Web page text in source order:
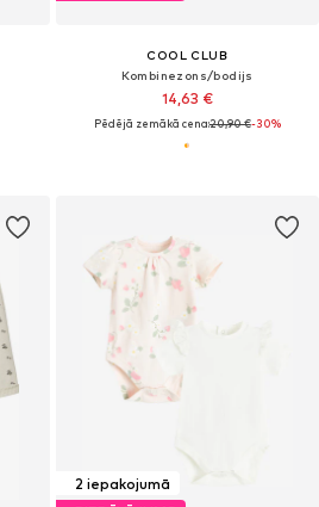
COOL CLUB
Kombinezons/bodijs
14,63 €
Pēdējā zemākā cena:20,90 €-30%
2 iepakojumā